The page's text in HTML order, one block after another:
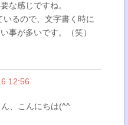
な感じですね。
いるので、文字書く時に
事が多いです。（笑）
12:56
、こんにちは(^^